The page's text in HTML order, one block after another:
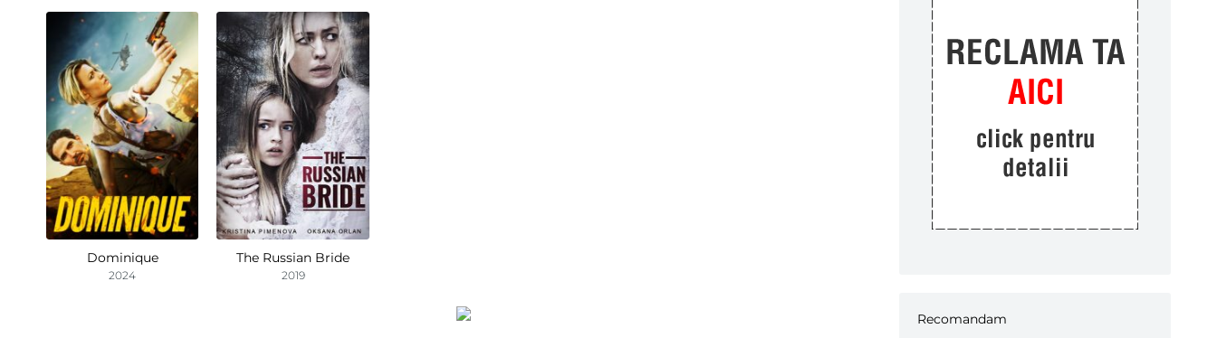
Dominique
2024
The Russian Bride
2019
Recomandam